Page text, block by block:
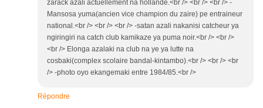
zarack azali actuellement na hollande.<br /> <br /> <br /> -
Mansosa yuma(ancien vice champion du zaire) pe entraineur
national.<br /> <br /> <br /> -satan azali nakanisi catcheur ya
ngiringiri na catch club kamikaze ya puma noir.<br /> <br />
<br /> Elonga azalaki na club na ye ya lutte na
cosbaki(complex scolaire bandal-kintambo).<br /> <br /> <br
/> -photo oyo ekangemaki entre 1984/85.<br />
Répondre